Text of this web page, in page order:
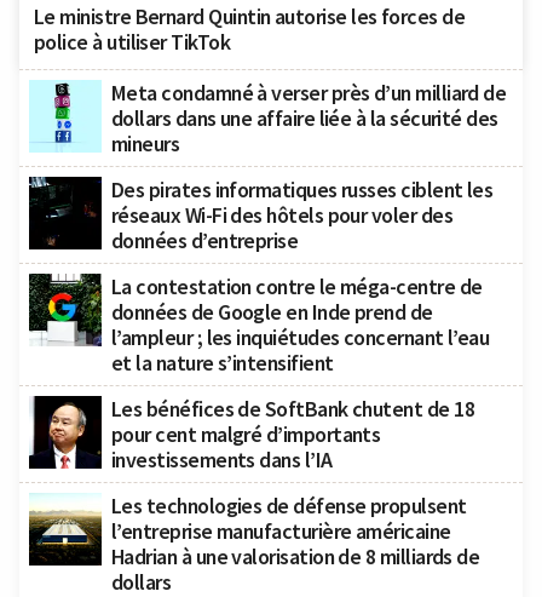
Le ministre Bernard Quintin autorise les forces de
police à utiliser TikTok
Meta condamné à verser près d’un milliard de
dollars dans une affaire liée à la sécurité des
mineurs
Des pirates informatiques russes ciblent les
réseaux Wi-Fi des hôtels pour voler des
données d’entreprise
La contestation contre le méga-centre de
données de Google en Inde prend de
l’ampleur ; les inquiétudes concernant l’eau
et la nature s’intensifient
Les bénéfices de SoftBank chutent de 18
pour cent malgré d’importants
investissements dans l’IA
Les technologies de défense propulsent
l’entreprise manufacturière américaine
Hadrian à une valorisation de 8 milliards de
dollars